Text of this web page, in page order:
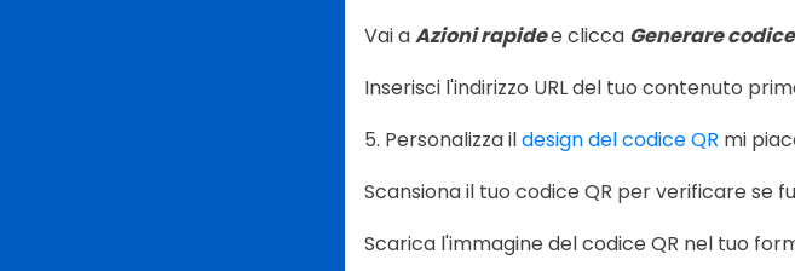
Vai aAzioni rapidee clicca Generare
Inserisci l'indirizzo URL del tuo contenuto
5. Personalizza ildesign del codice QR mi
Scansiona il tuo codice QR per verificare se
Scarica l'immagine del codice QR nel tuo